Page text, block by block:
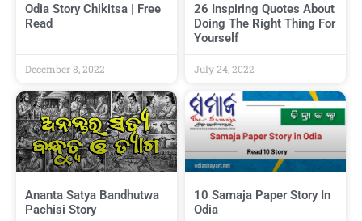
Odia Story Chikitsa | Free
Read
December 8, 2022
26 Inspiring Quotes About
Doing The Right Thing For
Yourself
July 24, 2022
Ananta Satya Bandhutwa
Pachisi Story
10 Samaja Paper Story In
Odia